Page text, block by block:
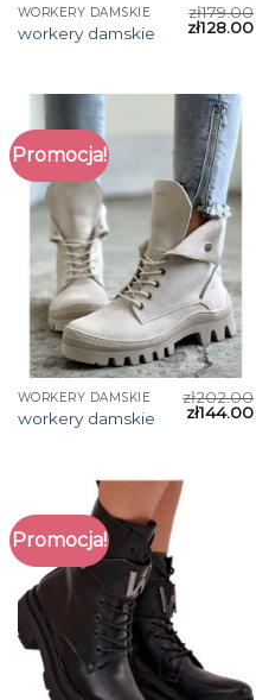
WORKERY DAMSKIE
workery damskie
zł179.00
zł128.00
Promocja!
WORKERY DAMSKIE
workery damskie
zł202.00
zł144.00
Promocja!